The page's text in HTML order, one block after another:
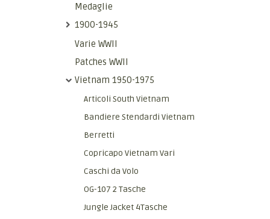
Medaglie
1900-1945
Varie WWII
Patches WWII
Vietnam 1950-1975
Articoli South Vietnam
Bandiere Stendardi Vietnam
Berretti
Copricapo Vietnam Vari
Caschi da Volo
OG-107 2 Tasche
Jungle Jacket 4Tasche